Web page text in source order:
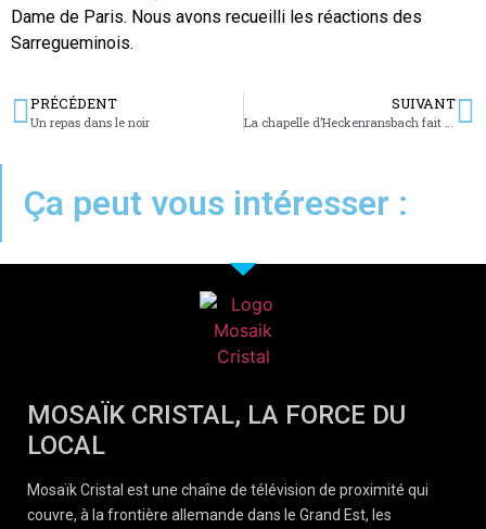
Dame de Paris. Nous avons recueilli les réactions des
Sarregueminois.
PRÉCÉDENT
Un repas dans le noir
SUIVANT
La chapelle d’Heckenransbach fait écho à Notre-Dame
Ça peut vous intéresser :
MOSAÏK CRISTAL, LA FORCE DU
LOCAL
Mosaïk Cristal est une chaîne de télévision de proximité qui
couvre, à la frontière allemande dans le Grand Est, les